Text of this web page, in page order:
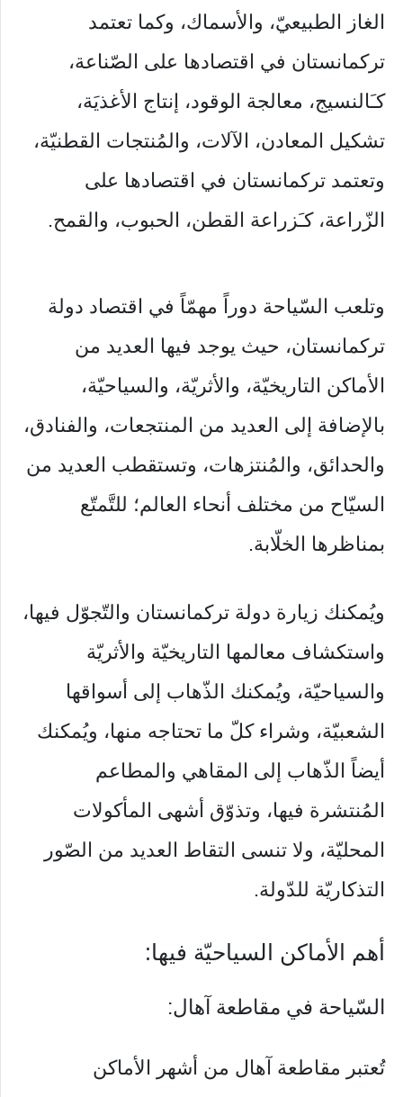
الغاز الطبيعيّ، والأسماك، وكما تعتمد
تركمانستان في اقتصادها على الصّناعة،
كـَالنسيج، معالجة الوقود، إنتاج الأغذيَة،
تشكيل المعادن، الآلات، والمُنتجات القطنيّة،
وتعتمد تركمانستان في اقتصادها على
الزّراعة، كـَزراعة القطن، الحبوب، والقمح.
وتلعب السّياحة دوراً مهمّاً في اقتصاد دولة
تركمانستان، حيث يوجد فيها العديد من
الأماكن التاريخيّة، والأثريّة، والسياحيّة،
بالإضافة إلی العديد من المنتجعات، والفنادق،
والحدائق، والمُنتزهات، وتستقطب العديد من
السيّاح من مختلف أنحاء العالم؛ للتَّمتّع
بمناظرها الخلّابة.
ويُمكنك زيارة دولة تركمانستان والتّجوّل فيها،
واستكشاف معالمها التاريخيّة والأثريّة
والسياحيّة، ويُمكنك الذّهاب إلی أسواقها
الشعبيّة، وشراء كلّ ما تحتاجه منها، ويُمكنك
أيضاً الذّهاب إلی المقاهي والمطاعم
المُنتشرة فيها، وتذوّق أشهی المأكولات
المحليّة، ولا تنسی التقاط العديد من الصّور
التذكاريّة للدّولة.
أهم الأماكن السياحيّة فيها:
السّياحة في مقاطعة آهال:
تُعتبر مقاطعة آهال من أشهر الأماكن